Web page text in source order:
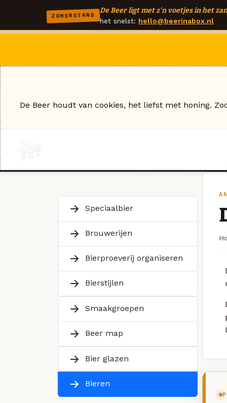
ZOMERSTAND
De Beer ligt met z'n voetjes in het
het snelst: hello@beerinabox.nl
Speciaalbier
Brouwerijen
Bierproeverij organiseren
Bierstijlen
Smaakgroepen
Beer map
Bier glazen
Bieren
De Beer houdt van cookies, het liefst met honing.